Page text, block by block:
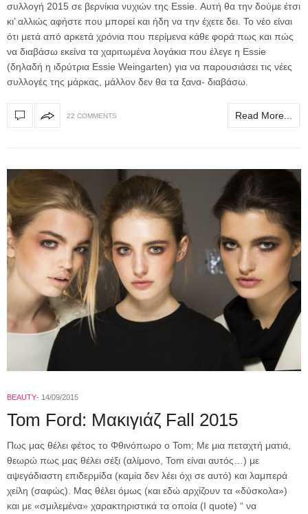
συλλογή 2015 σε βερνίκια νυχιών της Essie. Αυτή θα την δούμε έτσι
κι’ αλλιώς αφήστε που μπορεί και ήδη να την έχετε δει. Το νέο είναι
ότι μετά από αρκετά χρόνια που περίμενα κάθε φορά πως και πώς
να διαβάσω εκείνα τα χαριτωμένα λογάκια που έλεγε η Essie
(δηλαδή η ιδρύτρια Essie Weingarten) για να παρουσιάσει τις νέες
συλλογές της μάρκας, μάλλον δεν θα τα ξανα- διαβάσω.
22 COMMENTS Read More...
BEAUTY 14/09/2015
Tom Ford: Μακιγιάζ Fall 2015
Πως μας θέλει φέτος το Φθινόπωρο ο Tom; Με μια πεταχτή ματιά,
θεωρώ πως μας θέλει σέξι (αλίμονο, Tom είναι αυτός…) με
αψεγάδιαστη επιδερμίδα (καμία δεν λέει όχι σε αυτό) και λαμπερά
χείλη (σαφώς). Μας θέλει όμως (και εδώ αρχίζουν τα «δύσκολα»)
και με «σμιλεμένα» χαρακτηριστικά τα οποία (I quote) “ να